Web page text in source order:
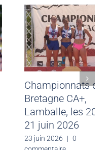
Résultats du
weekend des 13 et
14 juin 2026
23 juin 2026 |
0
commentaire